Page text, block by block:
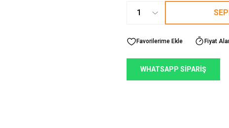
Fiyat
WHATSAPP SİPARİŞ